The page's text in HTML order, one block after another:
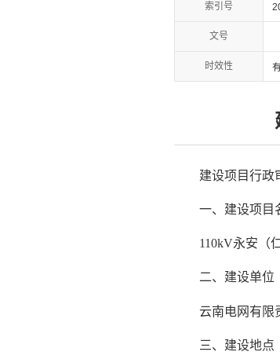
索引号
文号
时效性
建设项目行政
一、建设项目
110kV永安（仁
二、建设单位
云南电网有限
三、建设地点